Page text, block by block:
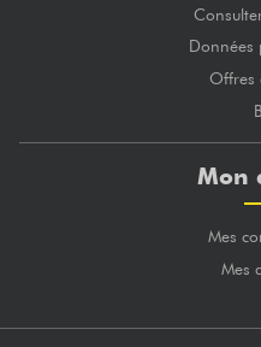
Données
Offres
Mon
Mes
Mes